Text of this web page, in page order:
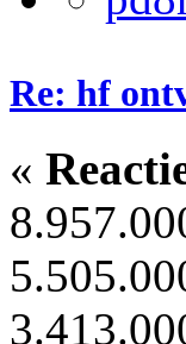
Re: hf
«